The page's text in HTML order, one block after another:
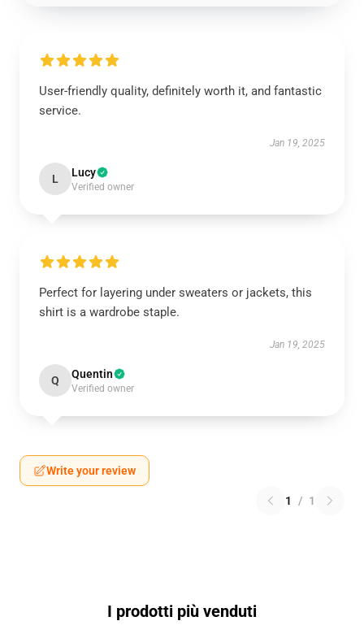
User-friendly quality, definitely worth it, and fantastic
service.
Jan 19, 2025
L Lucy
Verified owner
Perfect for layering under sweaters or jackets, this
shirt is a wardrobe staple.
Jan 19, 2025
Q Quentin
Verified owner
Write your review
1 / 1
I prodotti più venduti